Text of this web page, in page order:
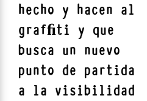
hecho y hacen al
grafﬁti y que
busca un nuevo
punto de partida
a la visibilidad